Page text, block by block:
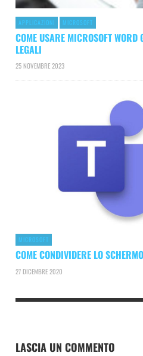
APPLICAZIONI MICROSOFT
COME USARE MICROSOFT WORD
LEGALI
25 NOVEMBRE 2023
MICROSOFT
COME CONDIVIDERE LO
27 DICEMBRE 2020
LASCIA UN COMMENTO